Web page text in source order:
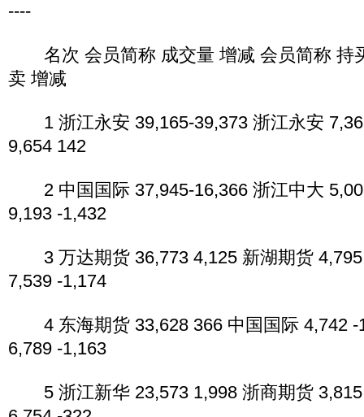
----
名次 会员简称 成交量 增减 会员简称 持
卖 增减
1 浙江永安 39,165-39,373 浙江永安
9,654 142
2 中国国际 37,945-16,366 浙江中大
9,193 -1,432
3 万达期货 36,773 4,125 新湖期货 4,795
7,539 -1,174
4 东海期货 33,628 366 中国国际 4,742 -
6,789 -1,163
5 浙江新华 23,573 1,998 浙商期货 3,815